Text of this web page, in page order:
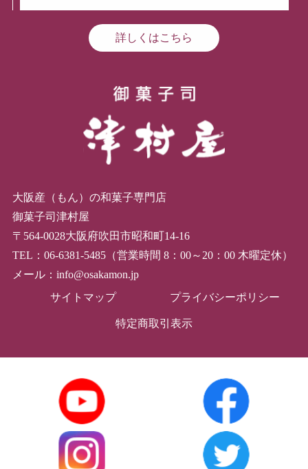
詳しくはこちら
大阪産（もん）の和菓子専門店
御菓子司津村屋
〒564-0028大阪府吹田市昭和町14-16
TEL：06-6381-5485（営業時間 8：00～20：00 木曜定休）
メール：info@osakamon.jp
サイトマップ
プライバシーポリシー
特定商取引表示